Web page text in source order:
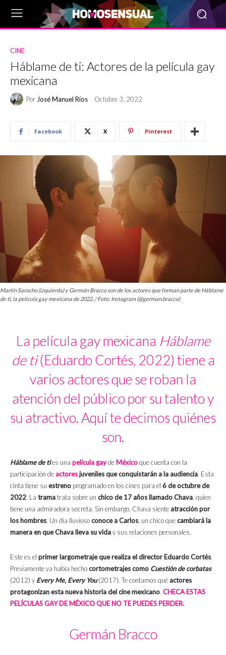
CINE
Háblame de ti: Actores de la película gay
mexicana
Por José Manuel Ríos Octubre 3, 2022
Facebook X Pinterest
Martín Saracho (izquierda) y Germán Bracco son de los actores que forman parte de Háblame
de ti, la película gay mexicana de 2022. / Foto: Instagram (@german.bracco)
La película gay mexicana Háblame
de ti(Eduardo Cortés, 2022) tiene a
varios actores que se roban la
atención del público por su talento y
su atractivo. Aquí te decimos quiénes
son.
Háblame de ties una película gayde Méxicoque cuenta con la
participación de actoresjuveniles que conquistarán a la audiencia. Esta
cinta tiene su estreno programado en los cines para el 6 de octubre de
2022. La tramatrata sobre un chico de 17 años llamado Chava, quien
tiene una admiradora secreta. Sin embargo, Chava siente atracción por
los hombres. Un día lluviosoconoce aCarlos, un chico quecambiará la
manera en que Chava lleva su viday sus relaciones personales.
Este es el primer largometraje que realiza el director Eduardo Cortés.
Previamente ya había hechocortometrajes como Cuestión de corbatas
(2012) y Every Me, Every You (2017). Te contamos qué actores
protagonizan esta nueva historia del cine mexicano. CHECA ESTAS
PELÍCULAS GAY DE MÉXICO QUE NO TE PUEDES PERDER.
Germán Bracco